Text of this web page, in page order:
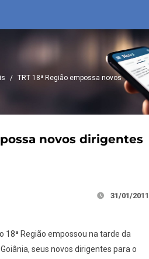
/ TRT 18ª Região empossa novos
novos dirigentes
31/01/2011
18ª Região empossou na tarde da
seus novos dirigentes para o